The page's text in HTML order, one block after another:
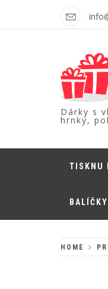
Dárky s
hrnky,
TISKNU
HOME